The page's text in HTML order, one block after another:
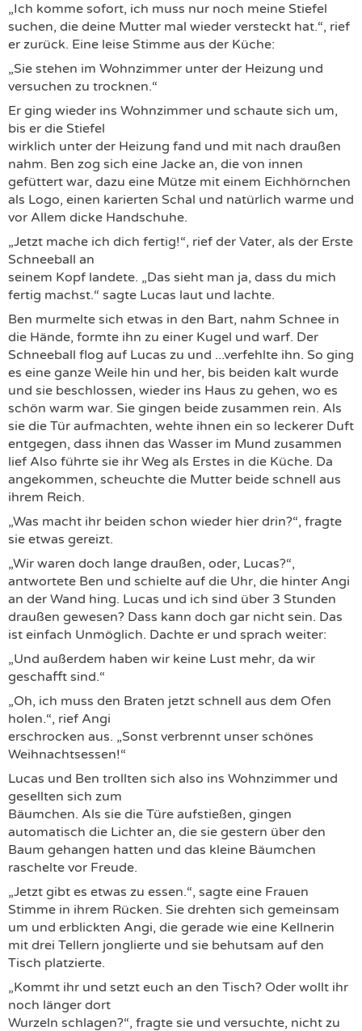
„Ich komme sofort, ich muss nur noch meine Stiefel
suchen, die deine Mutter mal wieder versteckt hat.“, rief
er zurück. Eine leise Stimme aus der Küche:
„Sie stehen im Wohnzimmer unter der Heizung und
versuchen zu trocknen.“
Er ging wieder ins Wohnzimmer und schaute sich um,
bis er die Stiefel
wirklich unter der Heizung fand und mit nach draußen
nahm. Ben zog sich eine Jacke an, die von innen
gefüttert war, dazu eine Mütze mit einem Eichhörnchen
als Logo, einen karierten Schal und natürlich warme und
vor Allem dicke Handschuhe.
„Jetzt mache ich dich fertig!“, rief der Vater, als der Erste
Schneeball an
seinem Kopf landete. „Das sieht man ja, dass du mich
fertig machst.“ sagte Lucas laut und lachte.
Ben murmelte sich etwas in den Bart, nahm Schnee in
die Hände, formte ihn zu einer Kugel und warf. Der
Schneeball flog auf Lucas zu und ...verfehlte ihn. So ging
es eine ganze Weile hin und her, bis beiden kalt wurde
und sie beschlossen, wieder ins Haus zu gehen, wo es
schön warm war. Sie gingen beide zusammen rein. Als
sie die Tür aufmachten, wehte ihnen ein so leckerer Duft
entgegen, dass ihnen das Wasser im Mund zusammen
lief Also führte sie ihr Weg als Erstes in die Küche. Da
angekommen, scheuchte die Mutter beide schnell aus
ihrem Reich.
„Was macht ihr beiden schon wieder hier drin?“, fragte
sie etwas gereizt.
„Wir waren doch lange draußen, oder, Lucas?“,
antwortete Ben und schielte auf die Uhr, die hinter Angi
an der Wand hing. Lucas und ich sind über 3 Stunden
draußen gewesen? Dass kann doch gar nicht sein. Das
ist einfach Unmöglich. Dachte er und sprach weiter:
„Und außerdem haben wir keine Lust mehr, da wir
geschafft sind.“
„Oh, ich muss den Braten jetzt schnell aus dem Ofen
holen.“, rief Angi
erschrocken aus. „Sonst verbrennt unser schönes
Weihnachtsessen!“
Lucas und Ben trollten sich also ins Wohnzimmer und
gesellten sich zum
Bäumchen. Als sie die Türe aufstießen, gingen
automatisch die Lichter an, die sie gestern über den
Baum gehangen hatten und das kleine Bäumchen
raschelte vor Freude.
„Jetzt gibt es etwas zu essen.“, sagte eine Frauen
Stimme in ihrem Rücken. Sie drehten sich gemeinsam
um und erblickten Angi, die gerade wie eine Kellnerin
mit drei Tellern jonglierte und sie behutsam auf den
Tisch platzierte.
„Kommt ihr und setzt euch an den Tisch? Oder wollt ihr
noch länger dort
Wurzeln schlagen?“, fragte sie und versuchte, nicht zu